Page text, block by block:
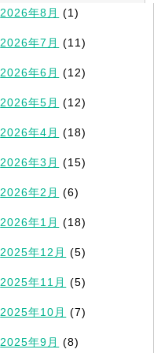
2026年8月 (1)
2026年7月 (11)
2026年6月 (12)
2026年5月 (12)
2026年4月 (18)
2026年3月 (15)
2026年2月 (6)
2026年1月 (18)
2025年12月 (5)
2025年11月 (5)
2025年10月 (7)
2025年9月 (8)